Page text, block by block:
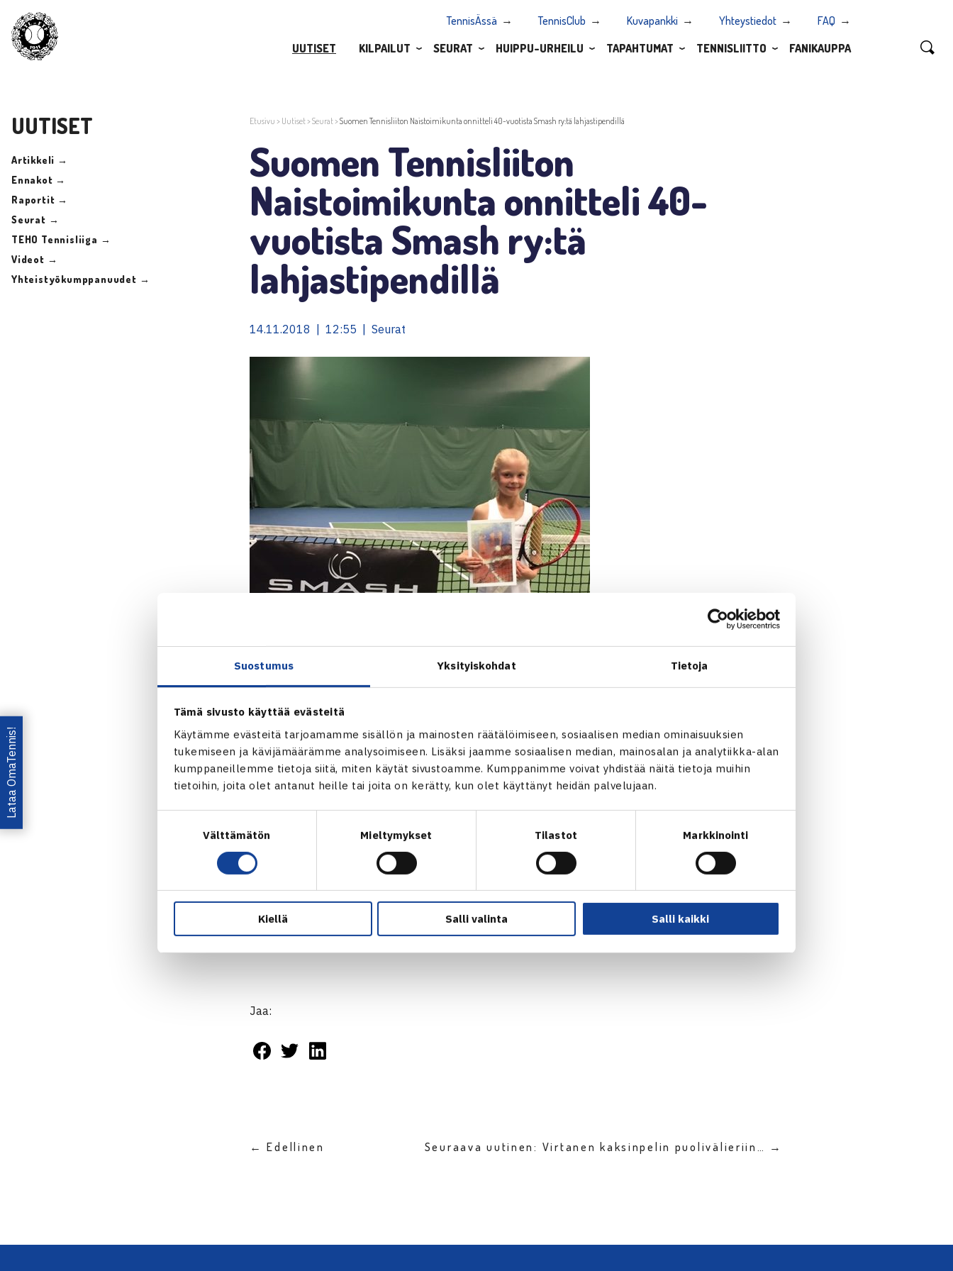
Suostumus Yksityiskohdat Tietoja
Tämä sivusto käyttää evästeitä
Käytämme evästeitä tarjoamamme sisällön ja mainosten räätälöimiseen, sosiaalisen median ominaisuuksien
tukemiseen ja kävijämäärämme analysoimiseen. Lisäksi jaamme sosiaalisen median, mainosalan ja analytiikka-alan
kumppaneillemme tietoja siitä, miten käytät sivustoamme. Kumppanimme voivat yhdistää näitä tietoja muihin
tietoihin, joita olet antanut heille tai joita on kerätty, kun olet käyttänyt heidän palvelujaan.
Välttämätön Mieltymykset Tilastot Markkinointi
Kiellä Salli valinta Salli kaikki
TennisÄssä TennisClub Kuvapankki Yhteystiedot
FAQ
UUTISET
KILPAILUT SEURAT HUIPPU-URHEILU TAPAHTUMAT TENNISLIITTO FANIKAUPPA
UUTISET
Artikkeli →
Ennakot →
Raportit →
Seurat →
TEHO Tennisliiga →
Videot →
Yhteistyökumppanuudet →
Etusivu > Uutiset>Seurat>Suomen Tennisliiton Naistoimikunta onnitteli 40-vuotista Smash ry:tä lahjastipendillä
Suomen Tennisliiton
Naistoimikunta onnitteli 40-
vuotista Smash ry:tä
lahjastipendillä
14.11.2018 | 12:55 | Seurat
Suomen Tennisliiton naistoimikunta onnitteli 40-vuotiasta Smash ry:tä myöntämällä lahjastipendin,
arvoltaan 200 euroa. Stipendi on tarkoitettu seuran valitsemalle lahjakkaalle
junioripelaajalle tukemaan tämän harjoittelu- ja/tai kilpailutoimintaa.
Smashin hallitus päätti myöntää stipendin jo 2-vuotiaana tenniksen aloittaneelle, lahjakkaalle
Tuomiselle, jonka innostavana valmentajana on toiminutVille Juhamo.
Jaa:
← Edellinen Seuraava uutinen: Virtanen kaksinpelin puolivälieriin… →
Lataa OmaTennis!